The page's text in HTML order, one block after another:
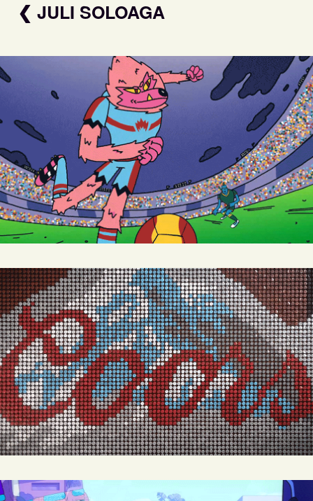
❮ JULI SOLOAGA
NIKE
COORS